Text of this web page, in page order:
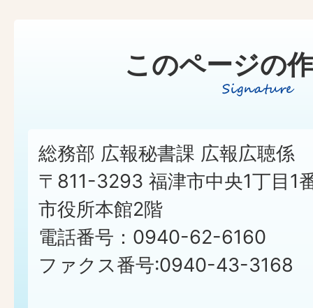
このページの
総務部 広報秘書課 広報広聴係
〒811-3293 福津市中央1丁目1
市役所本館2階
電話番号：0940-62-6160
ファクス番号:0940-43-3168